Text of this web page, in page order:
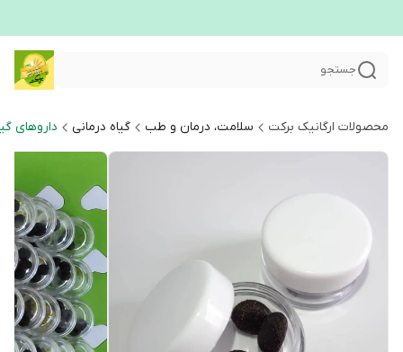
جستجو
محصولات ارگانیک برکت سلامت، درمان و طب گیاه درمانی داروهای